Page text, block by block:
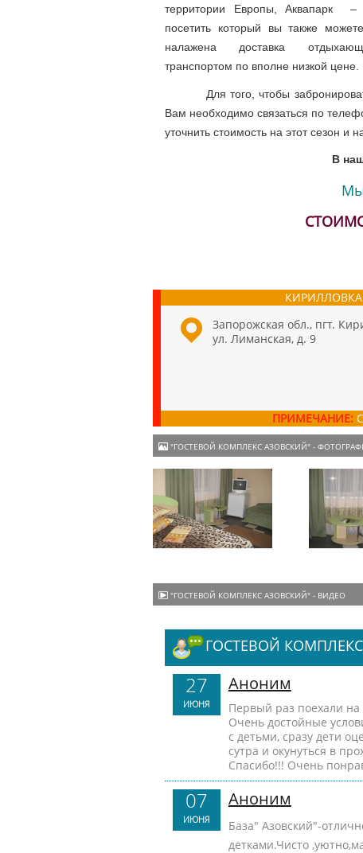
территории Европы, Аквапарк –
посетить который вы также
налажена доставка
транспортом по вполне низкой цене.
Для того, чтобы
Вам необходимо связаться по
уточнить стоимость на этот сезон и
В
Мы
Запорожская обл., пгт.
ул. Лиманская, д. 9
ПРИМЕЧАНИЕ:
"ГОСТЕВОЙ КОМПЛЕКС АЗОВСКИЙ" -
"ГОСТЕВОЙ КОМПЛЕКС АЗОВСКИЙ" - ВИДЕО
ГОСТЕВОЙ
27
ИЮНЯ
Аноним
Первый раз поехали на
Очень достойные
с детьми, сразу дети
сутра и окунуться в
Спасибо!!! Очень
07
ИЮНЯ
Аноним
База" Азовский"-
детками.Чисто